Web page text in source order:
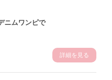
ニムワンピで
詳細を見る